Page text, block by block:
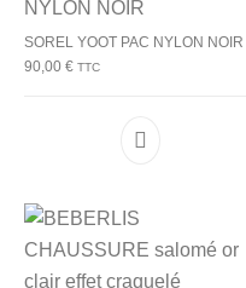
SOREL YOOT PAC NYLON NOIR
90,00€ TTC
Ce produit